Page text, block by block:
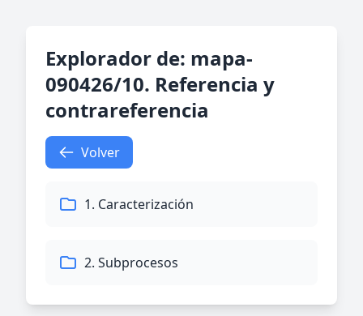
Explorador de: mapa-
090426/10. Referencia y
contrareferencia
Volver
1. Caracterización
2. Subprocesos